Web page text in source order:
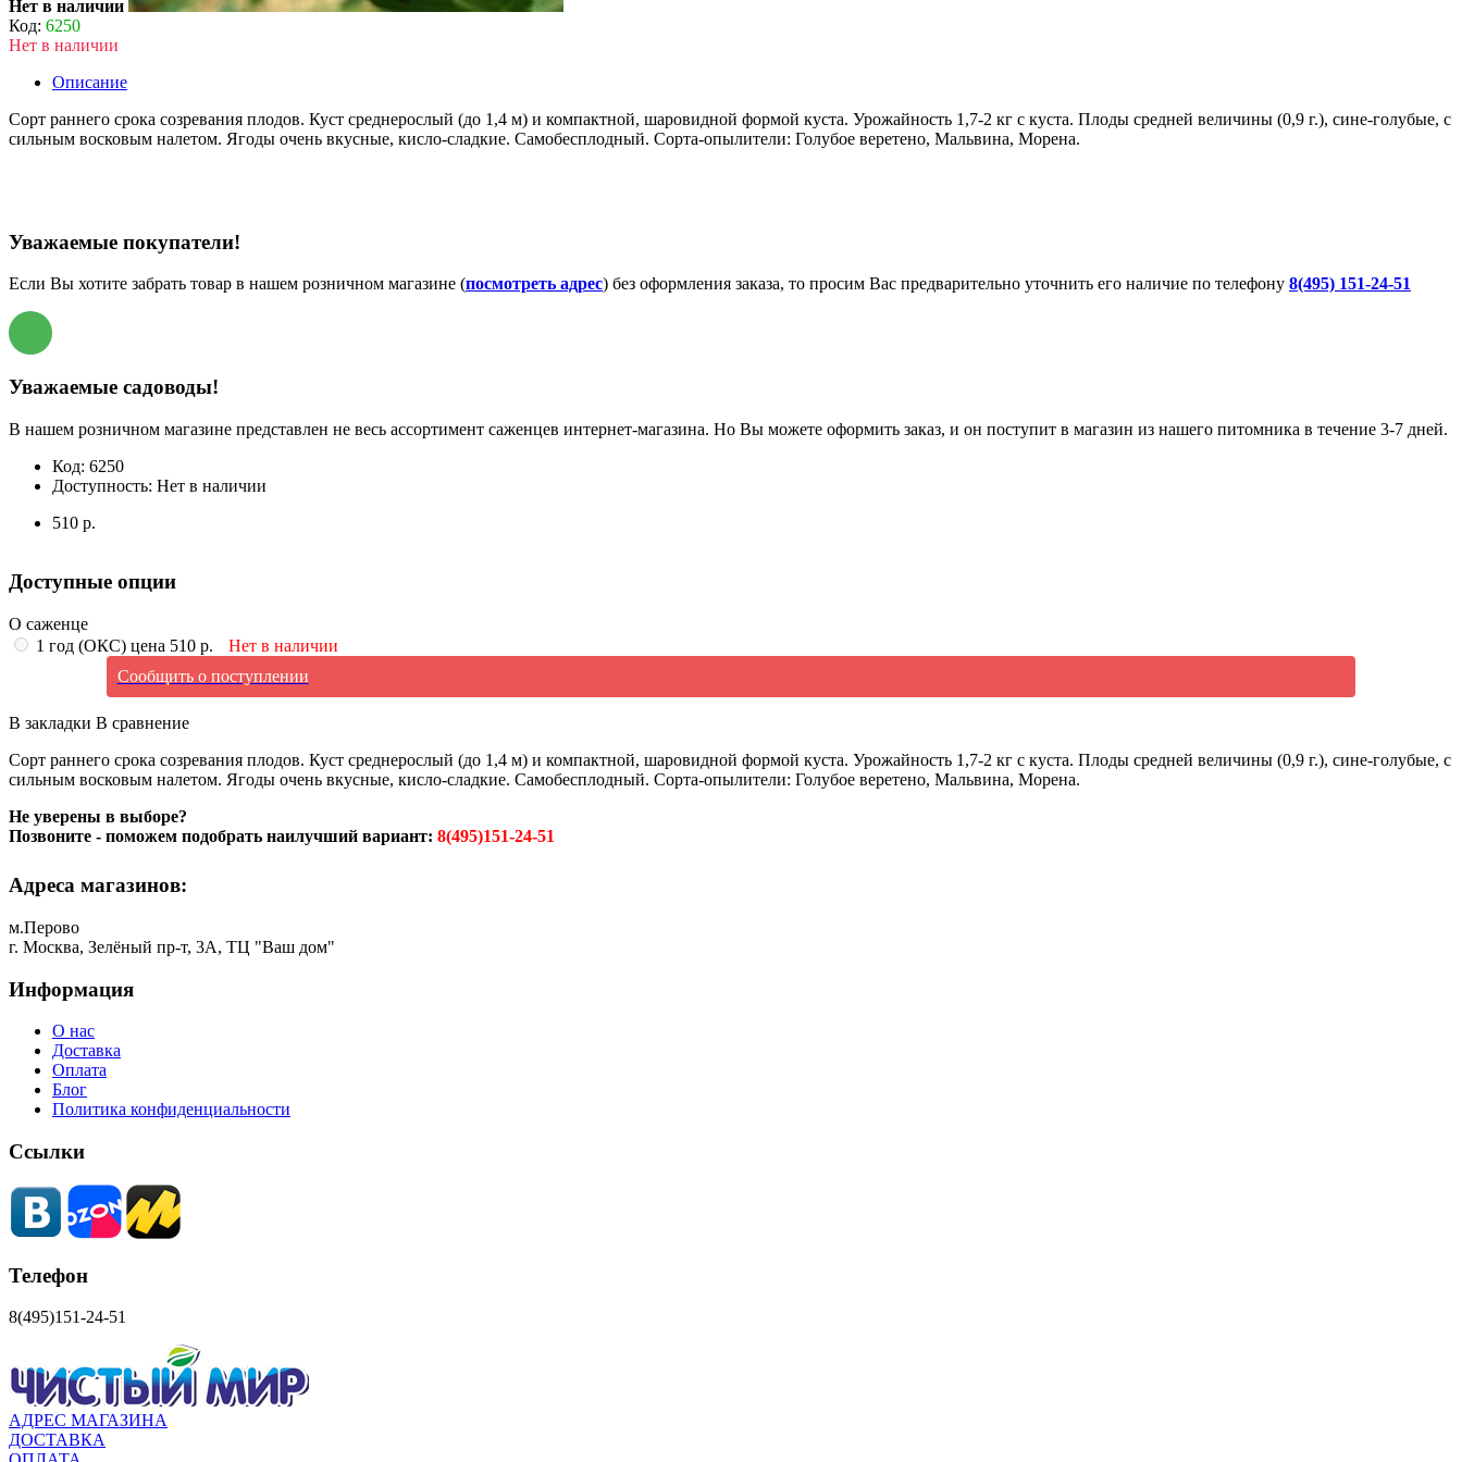
Нет в наличии
Код: 6250
Нет в наличии
Описание
Сорт раннего срока созревания плодов. Куст среднерослый (до 1,4 м) и компактной, шаровидной формой куста. Урожайность 1,7-2 кг с куста. Плоды средней величины (0,9 г.), сине-голубые, с
сильным восковым налетом. Ягоды очень вкусные, кисло-сладкие. Самобесплодный. Сорта-опылители: Голубое веретено, Мальвина, Морена.
Уважаемые покупатели!
Если Вы хотите забрать товар в нашем розничном магазине (посмотреть адрес) без оформления заказа, то просим Вас предварительно уточнить его наличие по телефону 8(495) 151-24-51
Уважаемые садоводы!
В нашем розничном магазине представлен не весь ассортимент саженцев интернет-магазина. Но Вы можете оформить заказ, и он поступит в магазин из нашего питомника в течение 3-7 дней.
Код: 6250
Доступность: Нет в наличии
510 р.
Доступные опции
О саженце
1 год (ОКС) цена 510 р.
Нет в наличии
Сообщить о поступлении
В закладки В сравнение
Сорт раннего срока созревания плодов. Куст среднерослый (до 1,4 м) и компактной, шаровидной формой куста. Урожайность 1,7-2 кг с куста. Плоды средней величины (0,9 г.), сине-голубые, с
сильным восковым налетом. Ягоды очень вкусные, кисло-сладкие. Самобесплодный. Сорта-опылители: Голубое веретено, Мальвина, Морена.
Не уверены в выборе?
Позвоните - поможем подобрать наилучший вариант: 8(495)151-24-51
Адреса магазинов:
м.Перово
г. Москва, Зелёный пр-т, 3А, ТЦ "Ваш дом"
Информация
О нас
Доставка
Оплата
Блог
Политика конфиденциальности
Ссылки
Телефон
8(495)151-24-51
АДРЕС МАГАЗИНА
ДОСТАВКА